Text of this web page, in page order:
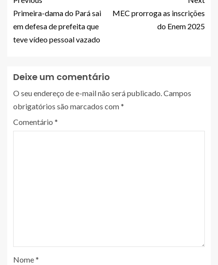
Primeira-dama do Pará sai
em defesa de prefeita que
teve vídeo pessoal vazado
MEC prorroga as inscrições
do Enem 2025
Deixe um comentário
O seu endereço de e-mail não será publicado.Campos
obrigatórios são marcados com*
Comentário *
Nome*